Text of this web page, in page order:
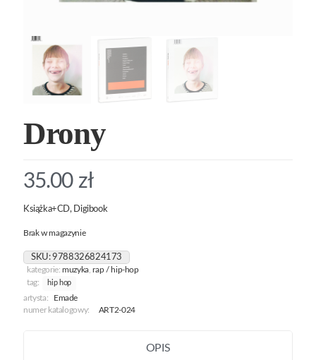
Drony
35.00 zł
Książka+CD, Digibook
Brak w magazynie
SKU:9788326824173
kategorie:muzyka ,rap / hip-hop
tag:
hip hop
artysta:
Emade
numer katalogowy:
ART2-024
OPIS